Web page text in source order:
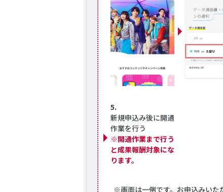
5.
新規申込み後に開通
作業を行う
※開通作業まで行う
と成果報酬対象にな
ります。
※画面は一例です。お申込みいた